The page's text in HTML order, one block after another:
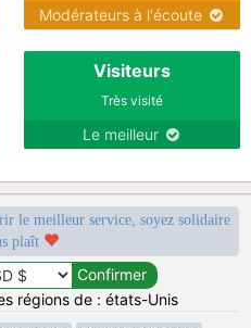
Modérateurs à l'écoute
Visiteurs
Très visité
Le meilleur
le meilleur service, soyez solidaire
plaît
régions de : états-Unis